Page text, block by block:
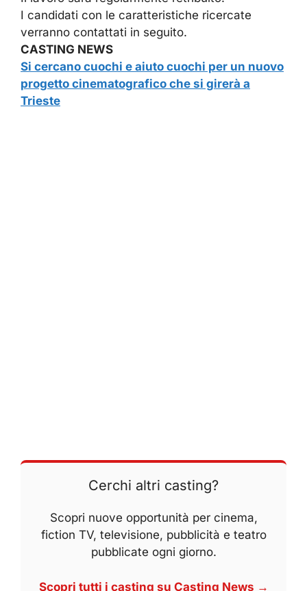
I candidati con le caratteristiche ricercate
verranno contattati in seguito.
CASTING NEWS
Si cercano cuochi e aiuto cuochi per un nuovo
progetto cinematografico che si girerà a
Trieste
Cerchi altri casting?
Scopri nuove opportunità per cinema,
fiction TV, televisione, pubblicità e teatro
pubblicate ogni giorno.
Scopri tutti i casting su Casting News →